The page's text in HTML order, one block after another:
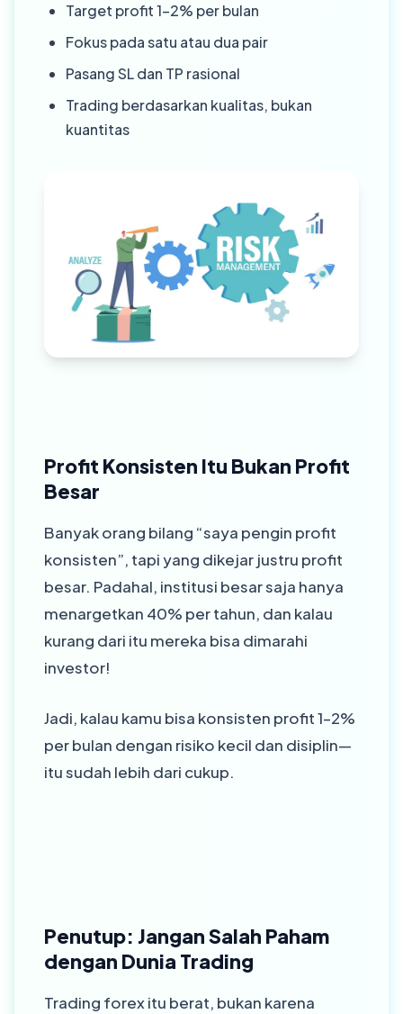
Target profit 1–2% per bulan
Fokus pada satu atau dua pair
Pasang SL dan TP rasional
Trading berdasarkan kualitas, bukan
kuantitas
Profit Konsisten Itu Bukan Profit
Besar
Banyak orang bilang “saya pengin profit
konsisten”, tapi yang dikejar justru profit
besar. Padahal, institusi besar saja hanya
menargetkan 40% per tahun, dan kalau
kurang dari itu mereka bisa dimarahi
investor!
Jadi, kalau kamu bisa konsisten profit 1–2%
per bulan dengan risiko kecil dan disiplin—
itu sudah lebih dari cukup.
Penutup: Jangan Salah Paham
dengan Dunia Trading
Trading forex itu berat, bukan karena